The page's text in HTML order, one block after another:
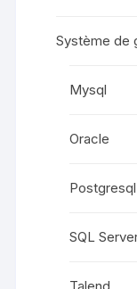
Système de
Mysql
Oracle
Postgresql
SQL